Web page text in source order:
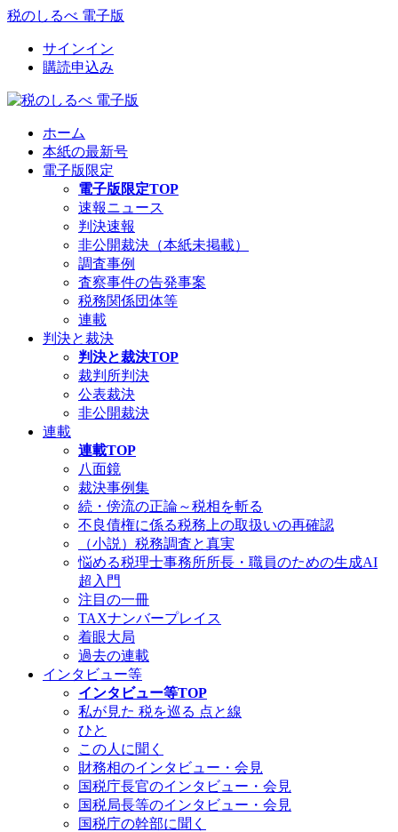
税のしるべ 電子版
サインイン
購読申込み
ホーム
本紙の最新号
電子版限定
電子版限定TOP
速報ニュース
判決速報
非公開裁決（本紙未掲載）
調査事例
査察事件の告発事案
税務関係団体等
連載
判決と裁決
判決と裁決TOP
裁判所判決
公表裁決
非公開裁決
連載
連載TOP
八面鏡
裁決事例集
続・傍流の正論～税相を斬る
不良債権に係る税務上の取扱いの再確認
（小説）税務調査と真実
悩める税理士事務所所長・職員のための生成AI
超入門
注目の一冊
TAXナンバープレイス
着眼大局
過去の連載
インタビュー等
インタビュー等TOP
私が見た 税を巡る 点と線
ひと
この人に聞く
財務相のインタビュー・会見
国税庁長官のインタビュー・会見
国税局長等のインタビュー・会見
国税庁の幹部に聞く